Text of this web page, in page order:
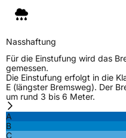
Nasshaftung
Für die Einstufung wird das
gemessen.
Die Einstufung erfolgt in die
E (längster Bremsweg). Der
um rund 3 bis 6 Meter.
A
B
C